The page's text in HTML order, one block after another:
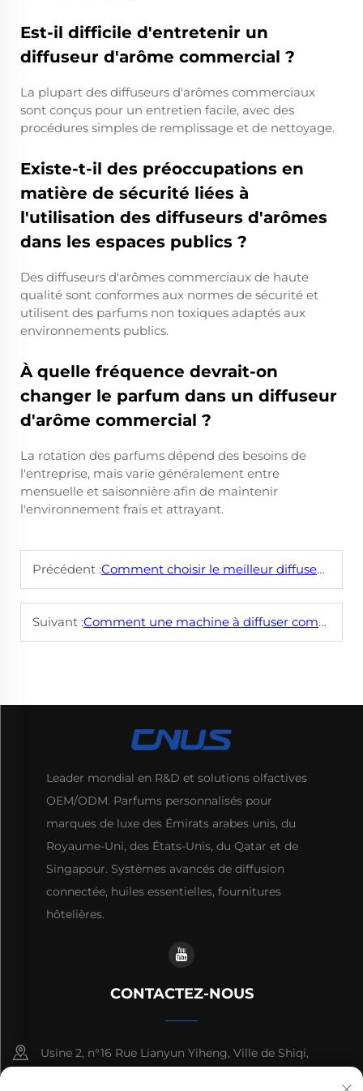
Est-il difficile d'entretenir un
diffuseur d'arôme commercial ?
La plupart des diffuseurs d'arômes commerciaux
sont conçus pour un entretien facile, avec des
procédures simples de remplissage et de nettoyage.
Existe-t-il des préoccupations en
matière de sécurité liées à
l'utilisation des diffuseurs d'arômes
dans les espaces publics ?
Des diffuseurs d'arômes commerciaux de haute
qualité sont conformes aux normes de sécurité et
utilisent des parfums non toxiques adaptés aux
environnements publics.
À quelle fréquence devrait-on
changer le parfum dans un diffuseur
d'arôme commercial ?
La rotation des parfums dépend des besoins de
l'entreprise, mais varie généralement entre
mensuelle et saisonnière afin de maintenir
l'environnement frais et attrayant.
Précédent :Comment choisir le meilleur diffuseur d'arôme commercial pour les grands espaces ?
Suivant :Comment une machine à diffuser commerciale améliore-t-elle la qualité de l'air intérieur et l'ambiance ?
Leader mondial en R&D et solutions olfactives
OEM/ODM. Parfums personnalisés pour
marques de luxe des Émirats arabes unis, du
Royaume-Uni, des États-Unis, du Qatar et de
Singapour. Systèmes avancés de diffusion
connectée, huiles essentielles, fournitures
hôtelières.
CONTACTEZ-NOUS
Usine 2, n°16 Rue Lianyun Yiheng, Ville de Shiqi,